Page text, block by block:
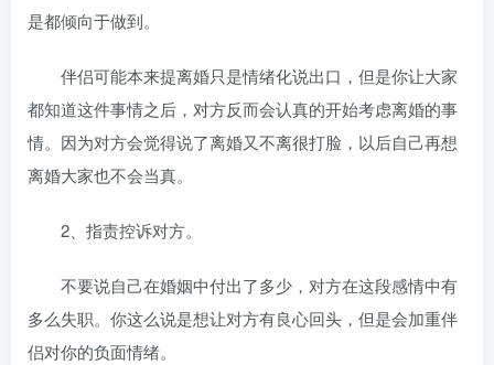
是都倾向于做到。
伴侣可能本来提离婚只是情绪化说出口，但是你让大家
都知道这件事情之后，对方反而会认真的开始考虑离婚的事
情。因为对方会觉得说了离婚又不离很打脸，以后自己再想
离婚大家也不会当真。
2、指责控诉对方。
不要说自己在婚姻中付出了多少，对方在这段感情中有
多么失职。你这么说是想让对方有良心回头，但是会加重伴
侣对你的负面情绪。